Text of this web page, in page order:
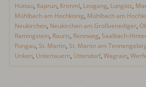
Hüttau, Kaprun, Krimml, Leogang, Lungötz,
Mühlbach am Hochkönig, Mühlbach am
Neukirchen, Neukirchen am Großvenediger,
Ramingstein, Rauris, Rennweg, Saalbach-
Pongau, St. Martin, St. Martin am
Unken, Untertauern, Uttendorf, Wagrain,